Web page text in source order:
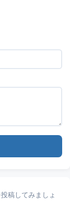
稿してみましょ